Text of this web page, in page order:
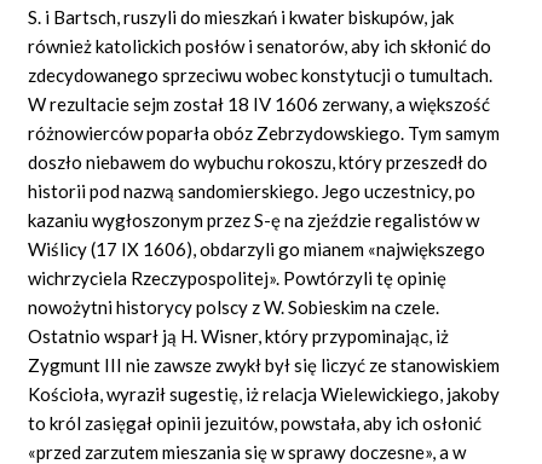
S. i Bartsch, ruszyli do mieszkań i kwater biskupów, jak
również katolickich posłów i senatorów, aby ich skłonić do
zdecydowanego sprzeciwu wobec konstytucji o tumultach.
W rezultacie sejm został 18 IV 1606 zerwany, a większość
różnowierców poparła obóz Zebrzydowskiego. Tym samym
doszło niebawem do wybuchu rokoszu, który przeszedł do
historii pod nazwą sandomierskiego. Jego uczestnicy, po
kazaniu wygłoszonym przez S-ę na zjeździe regalistów w
Wiślicy (17 IX 1606), obdarzyli go mianem «największego
wichrzyciela Rzeczypospolitej». Powtórzyli tę opinię
nowożytni historycy polscy z W. Sobieskim na czele.
Ostatnio wsparł ją H. Wisner, który przypominając, iż
Zygmunt III nie zawsze zwykł był się liczyć ze stanowiskiem
Kościoła, wyraził sugestię, iż relacja Wielewickiego, jakoby
to król zasięgał opinii jezuitów, powstała, aby ich osłonić
«przed zarzutem mieszania się w sprawy doczesne», a w